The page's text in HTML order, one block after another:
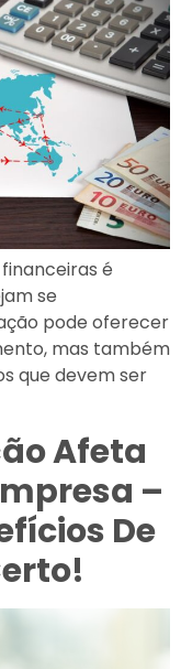
é
se
pode oferecer
mas também
que devem ser
Afeta
–
De